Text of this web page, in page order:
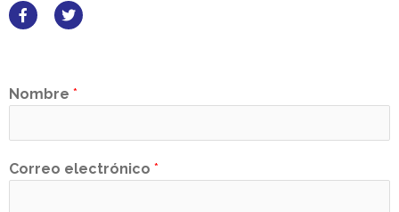
Nombre *
Correo electrónico *